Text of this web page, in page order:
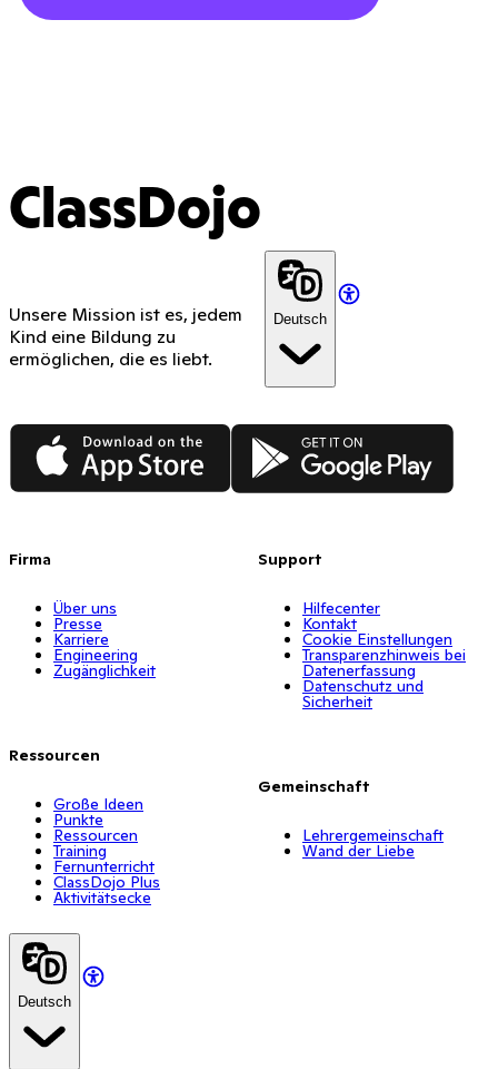
ClassDojo
Unsere Mission ist es, jedem
Kind eine Bildung zu
ermöglichen, die es liebt.
Deutsch
App Store Google Play
Firma
Über uns
Presse
Karriere
Engineering
Zugänglichkeit
Ressourcen
Große Ideen
Punkte
Ressourcen
Training
Fernunterricht
ClassDojo Plus
Aktivitätsecke
Support
Hilfecenter
Kontakt
Cookie Einstellungen
Transparenzhinweis bei
Datenerfassung
Datenschutz und
Sicherheit
Gemeinschaft
Lehrergemeinschaft
Wand der Liebe
Deutsch